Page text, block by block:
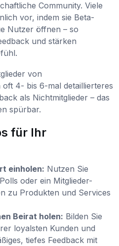
Community. Viele
vor, indem sie Beta-
Nutzer öffnen – so
und stärken
von
4- bis 6-mal detaillierteres
als Nichtmitglieder – das
spürbar.
für Ihr
einholen: Nutzen Sie
oder ein Mitglieder-
zu Produkten und Services
Beirat holen: Bilden Sie
loyalsten Kunden und
tiefes Feedback mit